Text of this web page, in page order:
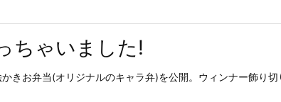
ちゃいました!
きお弁当(オリジナルのキャラ弁)を公開。ウィンナー飾り